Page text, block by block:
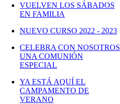
VUELVEN LOS SÁBADOS
EN FAMILIA
NUEVO CURSO 2022 - 2023
CELEBRA CON NOSOTROS
UNA COMUNIÓN
ESPECIAL
YA ESTÁ AQUÍ EL
CAMPAMENTO DE
VERANO